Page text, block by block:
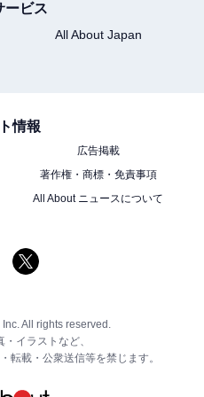
ービス
All About Japan
情報
広告掲載
著作権・商標・免責事項
All About ニュースについて
All rights reserved.
イラストなど、
転載・公衆送信等を禁じます。